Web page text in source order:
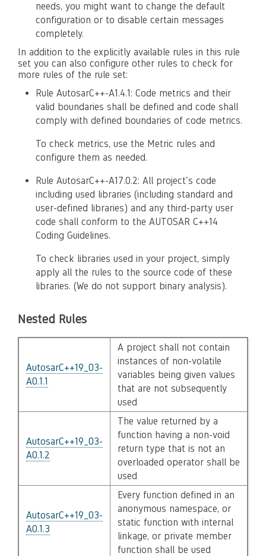
needs, you might want to change the default
configuration or to disable certain messages
completely.
In addition to the explicitly available rules in this rule
set you can also configure other rules to check for
more rules of the rule set:
Rule AutosarC++-A1.4.1: Code metrics and their
valid boundaries shall be defined and code shall
comply with defined boundaries of code metrics.
To check metrics, use the Metric rules and
configure them as needed.
Rule AutosarC++-A17.0.2: All project's code
including used libraries (including standard and
user-defined libraries) and any third-party user
code shall conform to the AUTOSAR C++14
Coding Guidelines.
To check libraries used in your project, simply
apply all the rules to the source code of these
libraries. (We do not support binary analysis).
Nested Rules
AutosarC++19_03-
A0.1.1
A project shall not contain
instances of non-volatile
variables being given values
that are not subsequently
used
AutosarC++19_03-
A0.1.2
The value returned by a
function having a non-void
return type that is not an
overloaded operator shall be
used
AutosarC++19_03-
A0.1.3
Every function defined in an
anonymous namespace, or
static function with internal
linkage, or private member
function shall be used